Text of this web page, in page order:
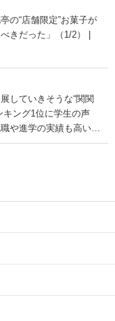
の“店舗限定”お菓子が
きだった」（1/2） |
していきそうな“関関
ング1位に学生の声
や進学の実績も高い」